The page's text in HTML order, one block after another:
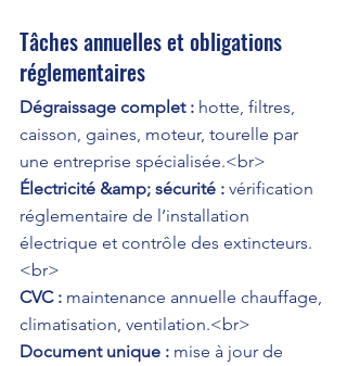
Tâches annuelles et obligations
réglementaires
Dégraissage complet : hotte, filtres,
caisson, gaines, moteur, tourelle par
Électricité &amp; sécurité : vérification
réglementaire de l’installation
électrique et contrôle des extincteurs.
CVC : maintenance annuelle chauffage,
Document unique : mise à jour de